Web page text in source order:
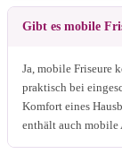
Gibt es mobile
Ja, mobile Friseure
praktisch bei
Komfort eines
enthält auch mobile